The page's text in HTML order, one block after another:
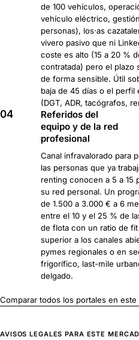
de 100 vehículos,
vehículo eléctrico,
personas), los·as
vivero pasivo que ni
coste es alto (15 a 20 %
contratada) pero el plazo
de forma sensible. Útil
baja de 45 días o el
(DGT, ADR, tacógrafos,
04
Referidos del
equipo y de la red
profesional
Canal infravalorado para
las personas que ya
renting conocen a 5 a 15
su red personal. Un
de 1.500 a 3.000 € a 6
entre el 10 y el 25 % de
de flota con un ratio de
superior a los canales
pymes regionales o en
frigorífico, last-mile
delgado.
Comparar todos los portales en
AVISOS LEGALES PARA ESTE